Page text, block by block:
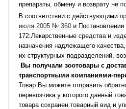
препараты, обмену и возврату не
В соответствии с действующими
июля 2005 № 360и
172:Лекарственные средства и
назначения надлежащего
их структурных подразделений,
Вы получали зоотовары с
транспортными компаниями-
Товар Вы можете отправить
перевозчика у которого данный
товара сохранен товарный вид и